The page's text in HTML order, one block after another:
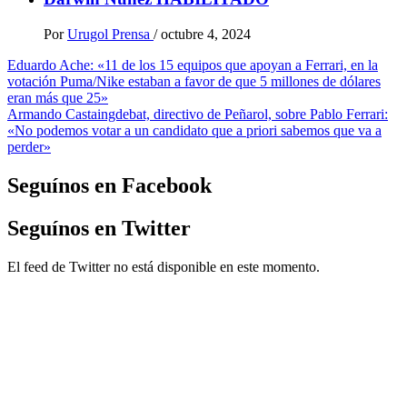
Por Urugol Prensa / octubre 4, 2024
Navegación
de
entradas
Eduardo Ache: «11 de los 15 equipos que apoyan a Ferrari, en la
votación Puma/Nike estaban a favor de que 5 millones de dólares
eran más que 25»
Armando Castaingdebat, directivo de Peñarol, sobre Pablo Ferrari:
«No podemos votar a un candidato que a priori sabemos que va a
perder»
Seguínos en Facebook
Seguínos en Twitter
El feed de Twitter no está disponible en este momento.